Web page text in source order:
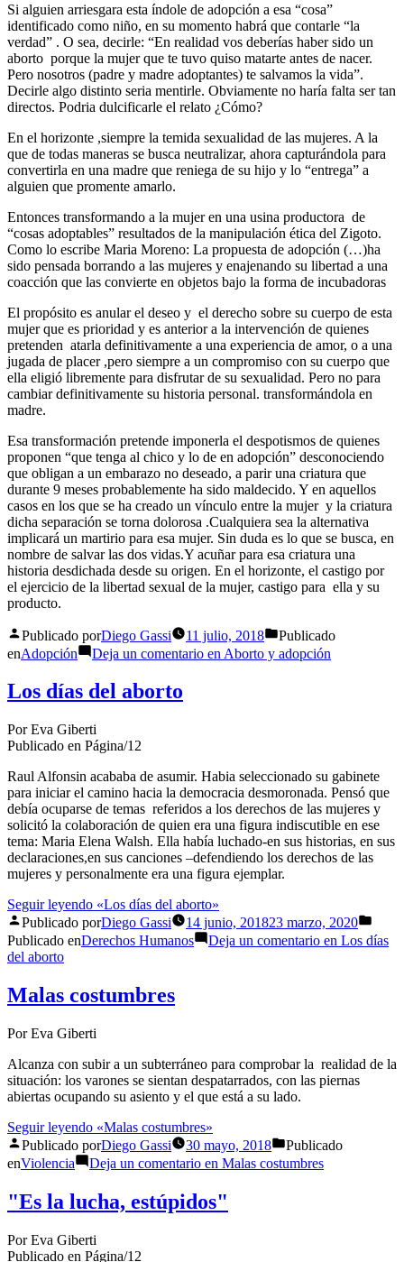
Si alguien arriesgara esta índole de adopción a esa “cosa”
identificado como niño, en su momento habrá que contarle “la
verdad” . O sea, decirle: “En realidad vos deberías haber sido un
aborto porque la mujer que te tuvo quiso matarte antes de nacer.
Pero nosotros (padre y madre adoptantes) te salvamos la vida”.
Decirle algo distinto seria mentirle. Obviamente no haría falta ser tan
directos. Podria dulcificarle el relato ¿Cómo?
En el horizonte ,siempre la temida sexualidad de las mujeres. A la
que de todas maneras se busca neutralizar, ahora capturándola para
convertirla en una madre que reniega de su hijo y lo “entrega” a
alguien que promente amarlo.
Entonces transformando a la mujer en una usina productora de
“cosas adoptables” resultados de la manipulación ética del Zigoto.
Como lo escribe Maria Moreno: La propuesta de adopción (…)ha
sido pensada borrando a las mujeres y enajenando su libertad a una
coacción que las convierte en objetos bajo la forma de incubadoras
El propósito es anular el deseo y el derecho sobre su cuerpo de esta
mujer que es prioridad y es anterior a la intervención de quienes
pretenden atarla definitivamente a una experiencia de amor, o a una
jugada de placer ,pero siempre a un compromiso con su cuerpo que
ella eligió libremente para disfrutar de su sexualidad. Pero no para
cambiar definitivamente su historia personal. transformándola en
madre.
Esa transformación pretende imponerla el despotismos de quienes
proponen “que tenga al chico y lo de en adopción” desconociendo
que obligan a un embarazo no deseado, a parir una criatura que
durante 9 meses probablemente ha sido maldecido. Y en aquellos
casos en los que se ha creado un vínculo entre la mujer y la criatura
dicha separación se torna dolorosa .Cualquiera sea la alternativa
implicará un martirio para esa mujer. Sin duda es lo que se busca, en
nombre de salvar las dos vidas.Y acuñar para esa criatura una
historia desdichada desde su origen. En el horizonte, el castigo por
el ejercicio de la libertad sexual de la mujer, castigo para ella y su
producto.
Publicado porDiego Gassi 11 julio, 2018
Publicado
enAdopción Deja un comentario en Aborto y adopción
Los días del aborto
Por Eva Giberti
Publicado en Página/12
Raul Alfonsin acababa de asumir. Habia seleccionado su gabinete
para iniciar el camino hacia la democracia desmoronada. Pensó que
debía ocuparse de temas referidos a los derechos de las mujeres y
solicitó la colaboración de quien era una figura indiscutible en ese
tema: Maria Elena Walsh. Ella había luchado-en sus historias, en sus
declaraciones,en sus canciones –defendiendo los derechos de las
mujeres y personalmente era una figura ejemplar.
Seguir leyendo «Los días del aborto»
Publicado porDiego Gassi 14 junio, 201823 marzo, 2020
Publicado enDerechos Humanos Deja un comentario en Los días
del aborto
Malas costumbres
Por Eva Giberti
Alcanza con subir a un subterráneo para comprobar la realidad de la
situación: los varones se sientan despatarrados, con las piernas
abiertas ocupando su asiento y el que está a su lado.
Seguir leyendo «Malas costumbres»
Publicado porDiego Gassi 30 mayo, 2018
Publicado
enViolencia Deja un comentario en Malas costumbres
"Es la lucha, estúpidos"
Por Eva Giberti
Publicado en Página/12